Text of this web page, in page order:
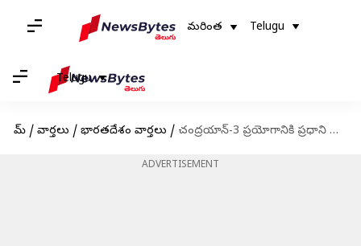
మరింత Telugu
Telugu
హోమ్ / వార్తలు / భారతదేశం వార్తలు / చంద్రయాన్-3 ప్రయోగానికి ప్రధాని మోదీ హాజరవుతారా? ఇస్రో చీఫ్ సమాధానం ఇదే
ADVERTISEMENT